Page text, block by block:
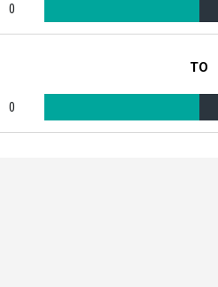
0
TO
0